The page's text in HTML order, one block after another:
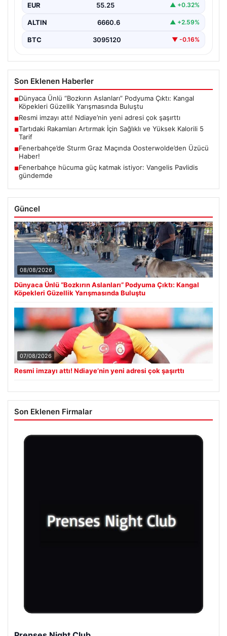
EUR 55.25 ▲ +0.32%
ALTIN 6660.6 ▲ +2.59%
BTC 3095120 ▼ -0.16%
Son Eklenen Haberler
■Dünyaca Ünlü “Bozkırın Aslanları” Podyuma Çıktı: Kangal
Köpekleri Güzellik Yarışmasında Buluştu
■Resmi imzayı attı! Ndiaye’nin yeni adresi çok şaşırttı
■Tartıdaki Rakamları Artırmak İçin Sağlıklı ve Yüksek Kalorili 5
Tarif
■Fenerbahçe’de Sturm Graz Maçında Oosterwolde’den Üzücü
Haber!
■Fenerbahçe hücuma güç katmak istiyor: Vangelis Pavlidis
gündemde
Güncel
08/08/2026
Dünyaca Ünlü “Bozkırın Aslanları” Podyuma Çıktı: Kangal
Köpekleri Güzellik Yarışmasında Buluştu
07/08/2026
Resmi imzayı attı! Ndiaye’nin yeni adresi çok şaşırttı
Son Eklenen Firmalar